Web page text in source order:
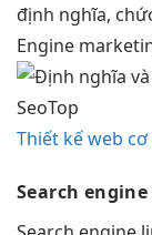
định nghĩa,
Engine
Thiết kế web
Search